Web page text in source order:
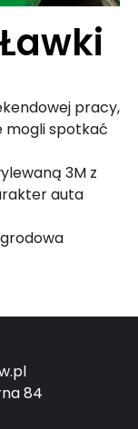
pracy,
mogli spotkać
3M z
auta
84